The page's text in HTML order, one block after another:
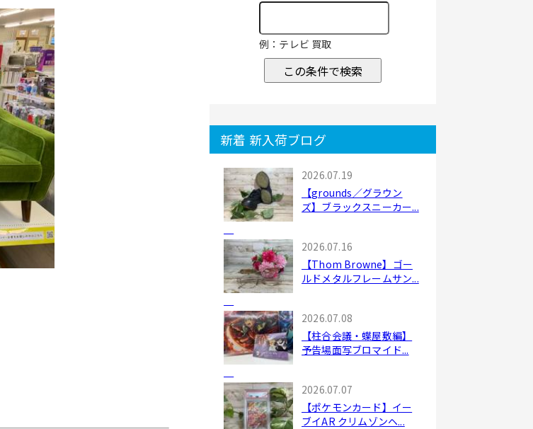
例：テレビ 買取
この条件で検索
新着 新入荷ブログ
2026.07.19
【grounds／グラウン
ズ】ブラックスニーカー...
2026.07.16
【Thom Browne】ゴー
ルドメタルフレームサン...
2026.07.08
【柱合会議・蝶屋敷編】
予告場面写ブロマイド...
2026.07.07
【ポケモンカード】イー
ブイAR クリムゾンヘ...